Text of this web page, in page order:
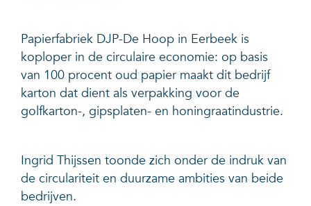
Papierfabriek DJP-De Hoop in Eerbeek is
koploper in de circulaire economie: op basis
van 100 procent oud papier maakt dit bedrijf
karton dat dient als verpakking voor de
golfkarton-, gipsplaten- en honingraatindustrie.
Ingrid Thijssen toonde zich onder de indruk van
de circulariteit en duurzame ambities van beide
bedrijven.